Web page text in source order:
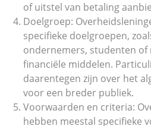
of uitstel van betaling
Doelgroep:
specifieke doelgroepen,
ondernemers, studenten of
financiële middelen.
daarentegen zijn over het
voor een breder publiek.
Voorwaarden en criteria:
hebben meestal specifieke